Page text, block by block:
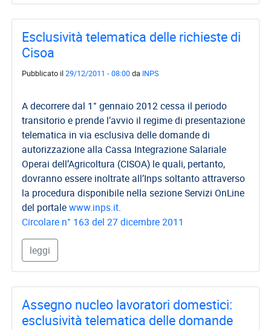
Esclusività telematica delle richieste di
Cisoa
Pubblicato il29/12/2011 - 08:00da INPS
A decorrere dal 1° gennaio 2012 cessa il periodo
transitorio e prende l’avvio il regime di presentazione
telematica in via esclusiva delle domande di
autorizzazione alla Cassa Integrazione Salariale
Operai dell’Agricoltura (CISOA) le quali, pertanto,
dovranno essere inoltrate all’Inps soltanto attraverso
la procedura disponibile nella sezione Servizi OnLine
del portalewww.inps.it.
Circolare n° 163 del 27 dicembre 2011
leggi
Assegno nucleo lavoratori domestici:
esclusività telematica delle domande